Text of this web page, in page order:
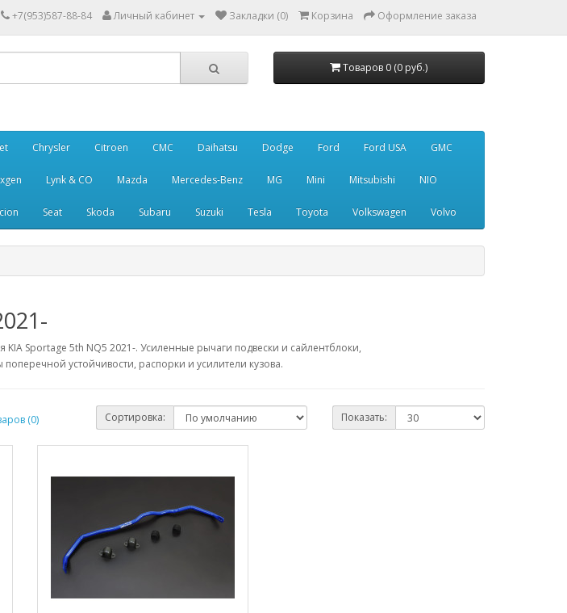
+7(953)587-88-84 Личный кабинет Закладки (0) Корзина Оформление заказа
Товаров 0 (0 руб.)
Chrysler Citroen CMC Daihatsu Dodge Ford Ford USA GMC
Lynk & CO Mazda Mercedes-Benz MG Mini Mitsubishi NIO
Seat Skoda Subaru Suzuki Tesla Toyota Volkswagen Volvo
KIA Sportage 5th NQ5 2021-. Усиленные рычаги подвески и сайлентблоки,
устойчивости, распорки и усилители кузова.
(0) Сортировка: Показать: